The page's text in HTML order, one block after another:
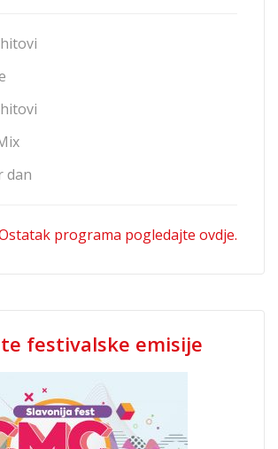
dan
programa pogledajte ovdje.
festivalske emisije